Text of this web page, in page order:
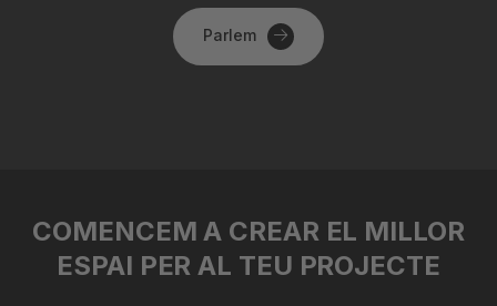
Parlem
COMENCEM A CREAR EL MILLOR
ESPAI PER AL TEU PROJECTE